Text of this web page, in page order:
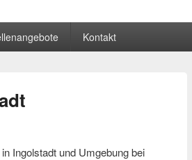
Kontakt
Ingolstadt und Umgebung bei